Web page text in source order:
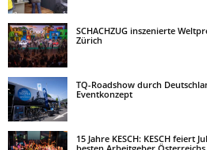
SCHACHZUG inszenierte
Zürich
TQ-Roadshow durch
Eventkonzept
15 Jahre KESCH: KESCH feiert